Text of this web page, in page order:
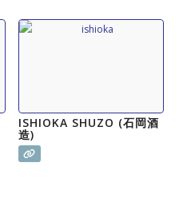
ISHIOKA SHUZO (石岡酒
造)